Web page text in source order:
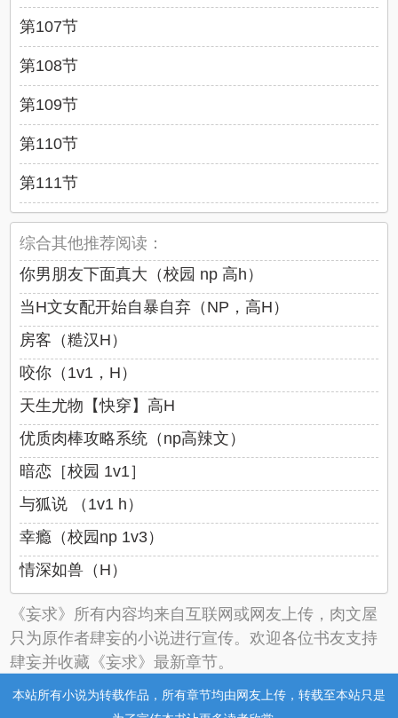
第107节
第108节
第109节
第110节
第111节
综合其他推荐阅读：
你男朋友下面真大（校园 np 高h）
当H文女配开始自暴自弃（NP，高H）
房客（糙汉H）
咬你（1v1，H）
天生尤物【快穿】高H
优质肉棒攻略系统（np高辣文）
暗恋［校园 1v1］
与狐说 （1v1 h）
幸瘾（校园np 1v3）
情深如兽（H）
《妄求》所有内容均来自互联网或网友上传，肉文屋
只为原作者肆妄的小说进行宣传。欢迎各位书友支持
肆妄并收藏《妄求》最新章节。
本站所有小说为转载作品，所有章节均由网友上传，转载至本站只是